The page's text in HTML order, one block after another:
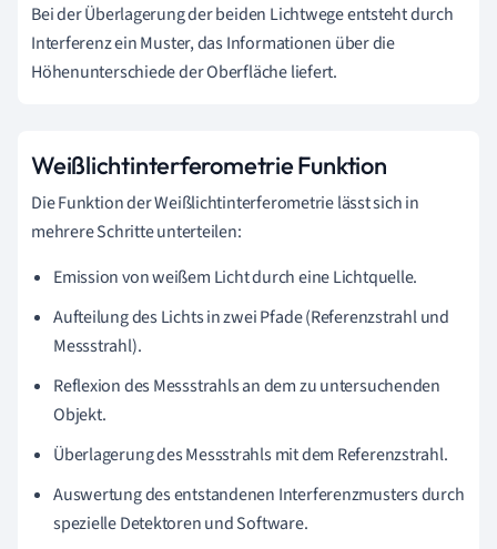
Bei der Überlagerung der beiden Lichtwege entsteht durch
Interferenz ein Muster, das Informationen über die
Höhenunterschiede der Oberfläche liefert.
Weißlichtinterferometrie Funktion
Die Funktion der Weißlichtinterferometrie lässt sich in
mehrere Schritte unterteilen:
Emission von weißem Licht durch eine Lichtquelle.
Aufteilung des Lichts in zwei Pfade (Referenzstrahl und
Messstrahl).
Reflexion des Messstrahls an dem zu untersuchenden
Objekt.
Überlagerung des Messstrahls mit dem Referenzstrahl.
Auswertung des entstandenen Interferenzmusters durch
spezielle Detektoren und Software.